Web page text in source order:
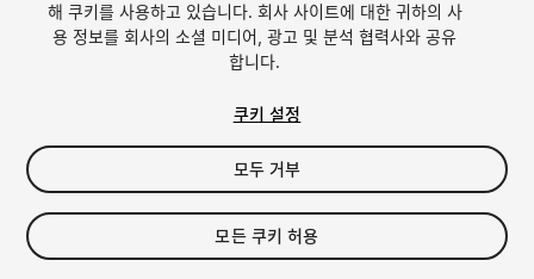
1/11
$18
해 쿠키를 사용하고 있습니다. 회사 사이트에 대한 귀하의 사
용 정보를 회사의 소셜 미디어, 광고 및 분석 협력사와 공유
합니다.
쿠키 설정
모두 거부
모든 쿠키 허용